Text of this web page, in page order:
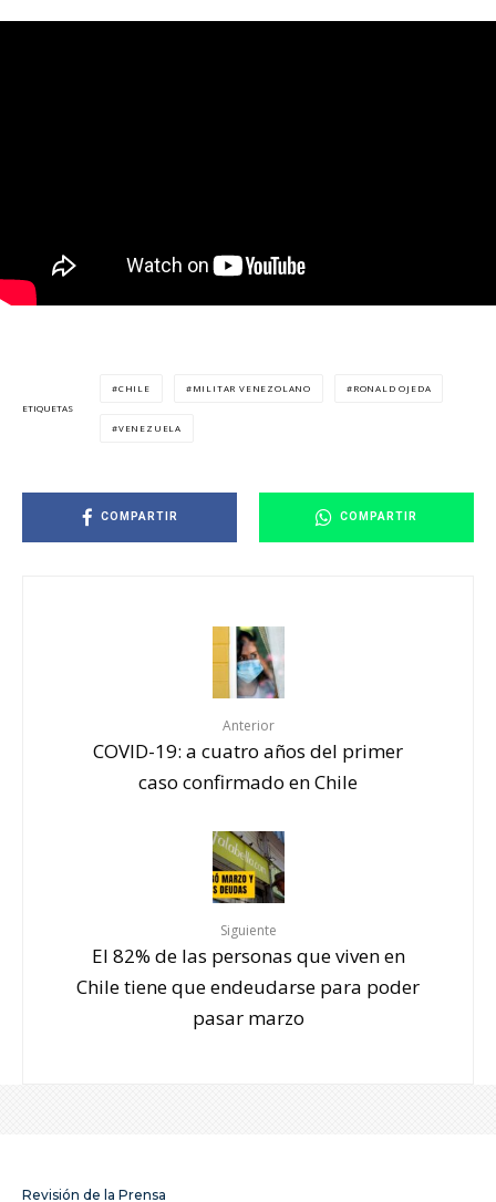
ETIQUETAS
CHILE MILITAR VENEZOLANO RONALD OJEDA
VENEZUELA
COMPARTIR COMPARTIR
Anterior
COVID-19: a cuatro años del primer
caso confirmado en Chile
Siguiente
El 82% de las personas que viven en
Chile tiene que endeudarse para poder
pasar marzo
Revisión de la Prensa